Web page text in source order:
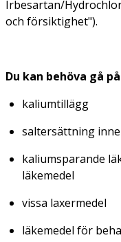
Irbesartan/
och försiktighet").
Du kan behöva gå
kaliumtillägg
saltersättning
kaliumsparande
läkemedel
vissa laxermedel
läkemedel för